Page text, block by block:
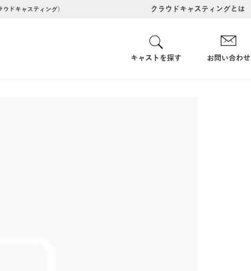
ドキャスティング） クラウドキャスティングとは
キャストを探す お問い合わせ